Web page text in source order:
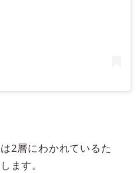
2層にわかれているた
ます。